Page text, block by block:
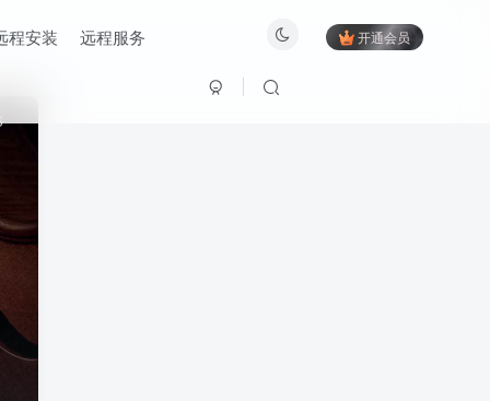
程安装 远程服务 开通会员